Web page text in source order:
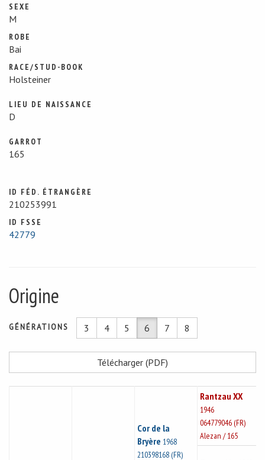
SEXE
M
ROBE
Bai
RACE/STUD-BOOK
Holsteiner
LIEU DE NAISSANCE
D
GARROT
165
ID FÉD. ÉTRANGÈRE
210253991
ID FSSE
42779
Origine
GÉNÉRATIONS 3 4 5 6 7 8
Télécharger (PDF)
Cor de la
Bryère 1968
210398168 (FR)
Rantzau XX
1946
064779046 (FR)
Alezan / 165